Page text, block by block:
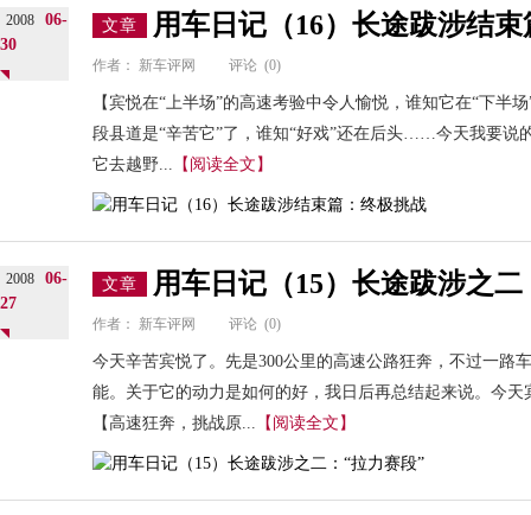
2008
06-
30
文章 用车日记（16）长途跋涉结
作者： 新车评网 评论 (0)
【宾悦在“上半场”的高速考验中令人愉悦，谁知它在“下半
段县道是“辛苦它”了，谁知“好戏”还在后头……今天我要说
它去越野... 【阅读全文】
2008
06-
27
文章 用车日记（15）长途跋涉之
作者： 新车评网 评论 (0)
今天辛苦宾悦了。先是300公里的高速公路狂奔，不过一路
能。关于它的动力是如何的好，我日后再总结起来说。今
【高速狂奔，挑战原... 【阅读全文】